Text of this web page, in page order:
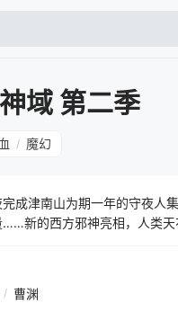
域 第二季
/ 魔幻
成津南山为期一年的守夜人
新的西方邪神亮相，人类天
/ 曹渊